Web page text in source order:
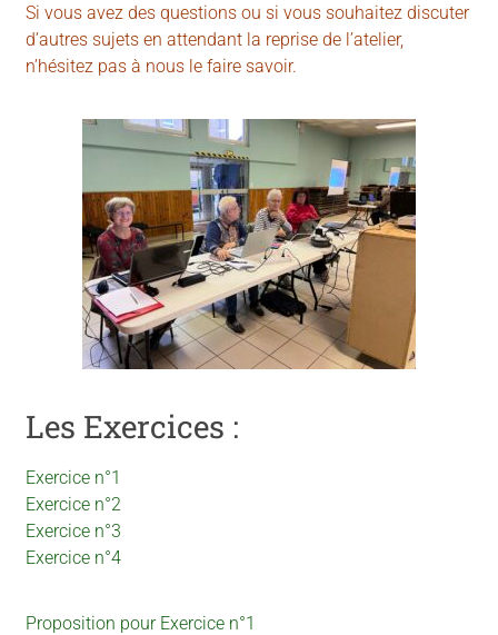
Si vous avez des questions ou si vous souhaitez discuter
d’autres sujets en attendant la reprise de l’atelier,
n’hésitez pas à nous le faire savoir.
Les Exercices :
Exercice n°1
Exercice n°2
Exercice n°3
Exercice n°4
Proposition pour Exercice n°1